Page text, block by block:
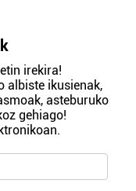
irekira!
albiste ikusienak,
asteburuko
gehiago!